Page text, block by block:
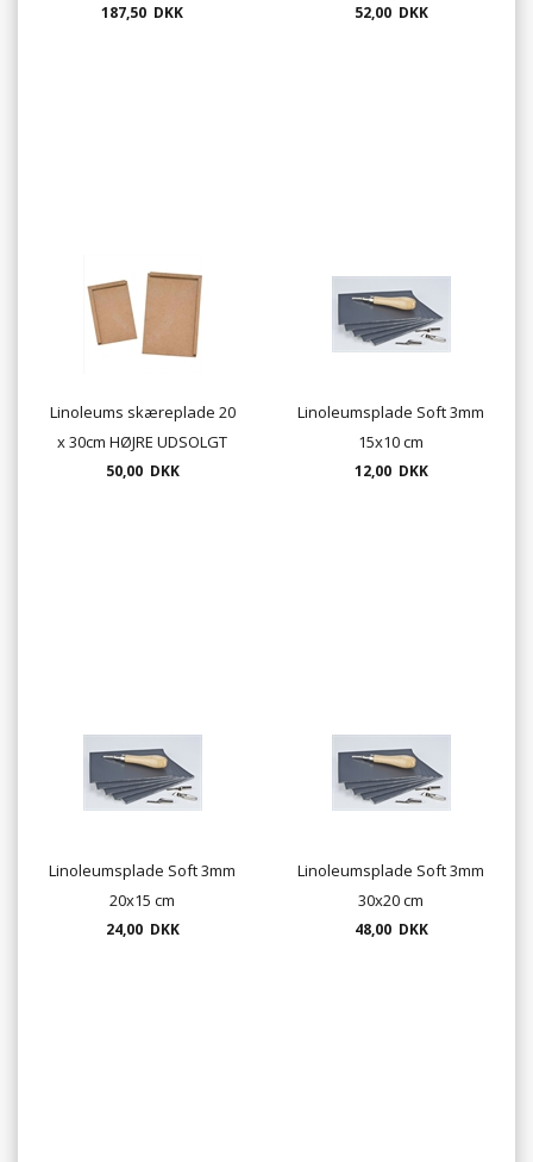
187,50 DKK 52,00 DKK
Linoleums skæreplade 20
x 30cm HØJRE UDSOLGT
50,00 DKK
Linoleumsplade Soft 3mm
15x10 cm
12,00 DKK
Linoleumsplade Soft 3mm
20x15 cm
24,00 DKK
Linoleumsplade Soft 3mm
30x20 cm
48,00 DKK